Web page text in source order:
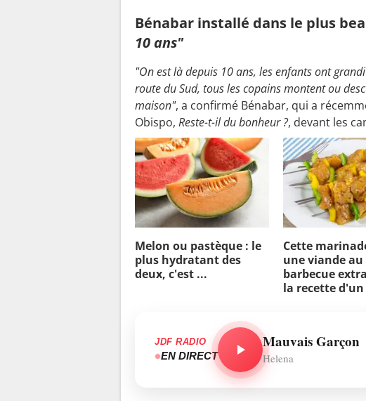
Bénabar installé dans le plus
10 ans"
"On est là depuis 10 ans, les enfants ont
route du Sud, tous les copains montent ou
maison", a confirmé Bénabar, qui a
Obispo, Reste-t-il du bonheur ?, devant les
Melon ou pastèque : le
plus hydratant des
deux, c'est ...
Cette
une viande au
barbecue
la recette
JDF RADIO
EN DIRECT
Mauvais Garçon
Helena